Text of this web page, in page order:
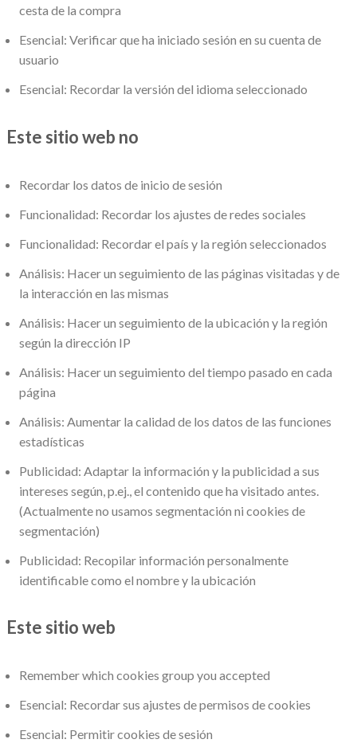
cesta de la compra
Esencial: Verificar que ha iniciado sesión en su cuenta de
usuario
Esencial: Recordar la versión del idioma seleccionado
Este sitio web no
Recordar los datos de inicio de sesión
Funcionalidad: Recordar los ajustes de redes sociales
Funcionalidad: Recordar el país y la región seleccionados
Análisis: Hacer un seguimiento de las páginas visitadas y de
la interacción en las mismas
Análisis: Hacer un seguimiento de la ubicación y la región
según la dirección IP
Análisis: Hacer un seguimiento del tiempo pasado en cada
página
Análisis: Aumentar la calidad de los datos de las funciones
estadísticas
Publicidad: Adaptar la información y la publicidad a sus
intereses según, p.ej., el contenido que ha visitado antes.
(Actualmente no usamos segmentación ni cookies de
segmentación)
Publicidad: Recopilar información personalmente
identificable como el nombre y la ubicación
Este sitio web
Remember which cookies group you accepted
Esencial: Recordar sus ajustes de permisos de cookies
Esencial: Permitir cookies de sesión